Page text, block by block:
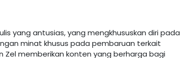
yang antusias, yang mengkhususkan diri pada
minat khusus pada pembaruan terkait
Zel memberikan konten yang berharga bagi